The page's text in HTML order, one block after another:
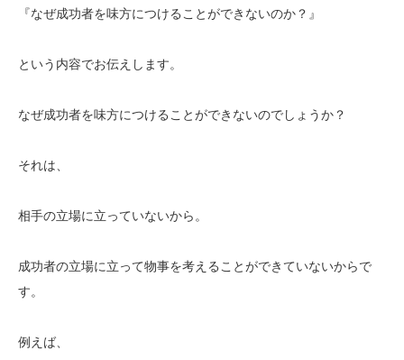
『なぜ成功者を味方につけることができないのか？』
という内容でお伝えします。
なぜ成功者を味方につけることができないのでしょうか？
それは、
相手の立場に立っていないから。
成功者の立場に立って物事を考えることができていないからで
す。
例えば、